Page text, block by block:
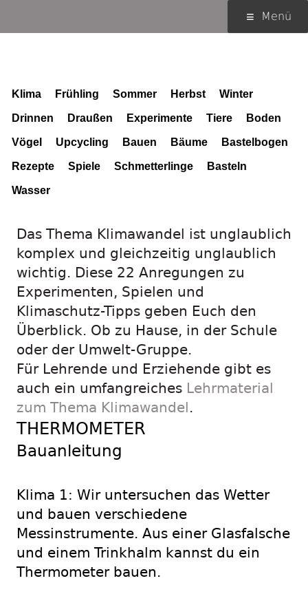
Menü
Menü
Klima Frühling Sommer Herbst Winter
Drinnen Draußen Experimente Tiere Boden
Vögel Upcycling Bauen Bäume Bastelbogen
Rezepte Spiele Schmetterlinge Basteln
Wasser
Das Thema Klimawandel ist unglaublich
komplex und gleichzeitig unglaublich
wichtig. Diese 22 Anregungen zu
Experimenten, Spielen und
Klimaschutz-Tipps geben Euch den
Überblick. Ob zu Hause, in der Schule
oder der Umwelt-Gruppe.
Für Lehrende und Erziehende gibt es
auch ein umfangreiches Lehrmaterial
zum Thema Klimawandel .
THERMOMETER
Bauanleitung
Klima 1: Wir untersuchen das Wetter
und bauen verschiedene
Messinstrumente. Aus einer Glasfalsche
und einem Trinkhalm kannst du ein
Thermometer bauen.